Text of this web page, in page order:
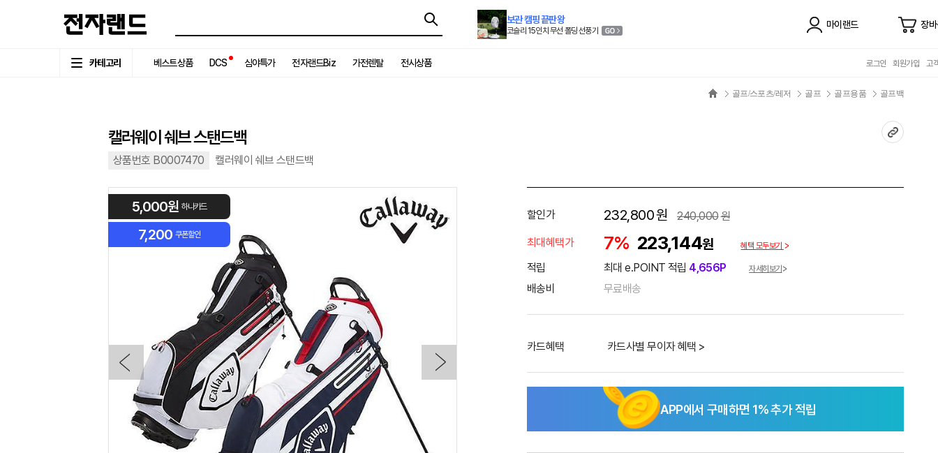
보관 캠핑 끝판왕
코슬리 15인치 무선 폴딩 선풍기
마이랜드 장
카테고리 베스트상품 DCS 심야특가 전자랜드Biz 가전렌탈 전시상품 로그인 회원가입 고
골프/스포츠/레저 골프 골프용품 골프백
캘러웨이 쉐브 스탠드백
상품번호 B0007470 캘러웨이 쉐브 스탠드백
5,000원 하나카드
7,200 쿠폰할인
할인가 232,800원 240,000원
최대혜택가
7% 223,144원 혜택 모두보기
적립 최대 e.POINT 적립 4,656P 자세히보기
배송비 무료배송
카드혜택 카드사별 무이자 혜택 >
APP에서 구매하면 1% 추가 적립